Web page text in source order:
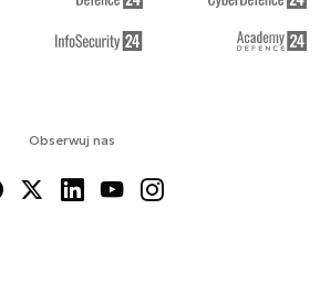
Obserwuj nas